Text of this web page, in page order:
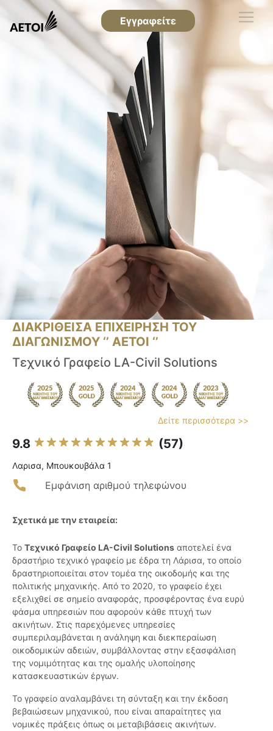
Εγγραφείτε
ΔΙΑΚΡΙΘΕΙΣΑ ΕΠΙΧΕΙΡΗΣΗ ΤΟΥ
ΔΙΑΓΩΝΙΣΜΟΥ ‘’ ΑΕΤΟΙ ‘’
Τεχνικό Γραφείο LA-Civil Solutions
Δείτε περισσότερα >>
9.8 (57)
Λαρισα, Μπουκουβάλα 1
Εμφάνιση αριθμού τηλεφώνου
Σχετικά με την εταιρεία:
Το Τεχνικό Γραφείο LA-Civil Solutions αποτελεί ένα
δραστήριο τεχνικό γραφείο με έδρα τη Λάρισα, το οποίο
δραστηριοποιείται στον τομέα της οικοδομής και της
πολιτικής μηχανικής. Από το 2020, το γραφείο έχει
εξελιχθεί σε σημείο αναφοράς, προσφέροντας ένα ευρύ
φάσμα υπηρεσιών που αφορούν κάθε πτυχή των
ακινήτων. Στις παρεχόμενες υπηρεσίες
συμπεριλαμβάνεται η ανάληψη και διεκπεραίωση
οικοδομικών αδειών, συμβάλλοντας στην εξασφάλιση
της νομιμότητας και της ομαλής υλοποίησης
κατασκευαστικών έργων.
Το γραφείο αναλαμβάνει τη σύνταξη και την έκδοση
βεβαιώσεων μηχανικού, που είναι απαραίτητες για
νομικές πράξεις όπως οι μεταβιβάσεις ακινήτων.